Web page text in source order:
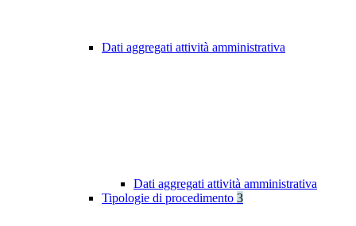
Dati aggregati attività amministrativa
Dati aggregati attività amministrativa
Tipologie di procedimento 3